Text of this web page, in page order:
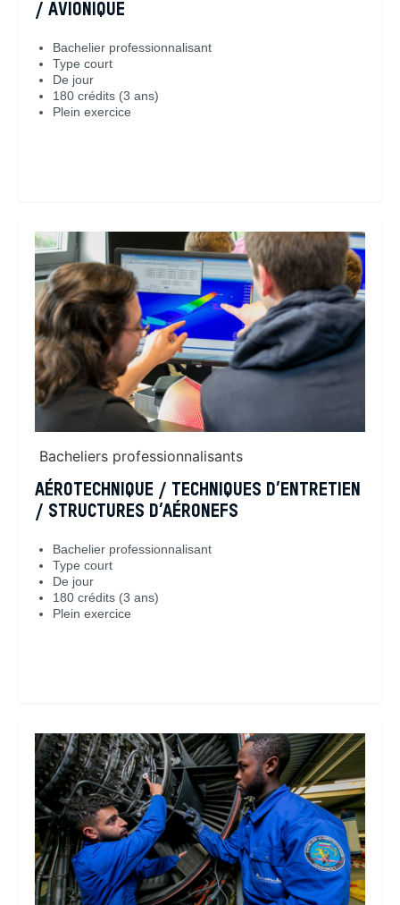
/ AVIONIQUE
Bachelier professionnalisant
Type court
De jour
180 crédits (3 ans)
Plein exercice
Bacheliers professionnalisants
AÉROTECHNIQUE / TECHNIQUES D’ENTRETIEN
/ STRUCTURES D’AÉRONEFS
Bachelier professionnalisant
Type court
De jour
180 crédits (3 ans)
Plein exercice